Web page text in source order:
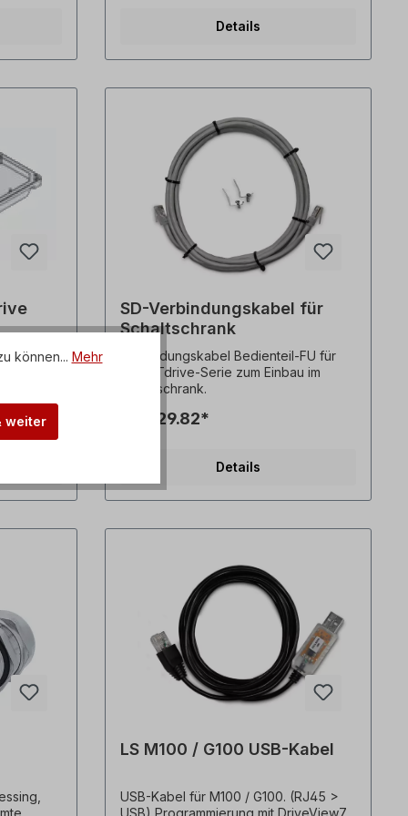
Details
Wand
von
an
SD-Verbindungskabel für
Schaltschrank
Verbindungskabel Bedienteil-FU für
SMARTdrive-Serie zum Einbau im
Schaltschrank.
CHF 29.82*
Details
LS M100 / G100 USB-Kabel
USB-Kabel für M100 / G100. (RJ45 >
USB) Programmierung mit DriveView7
können... Mehr
weiter